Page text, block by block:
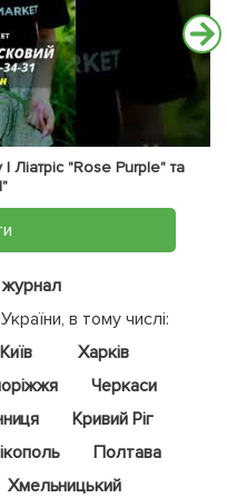
Ліатріс "Rose Purple" та
в тому числі:
Київ
Харків
Черкаси
Кривий Ріг
Полтава
Хмельницький